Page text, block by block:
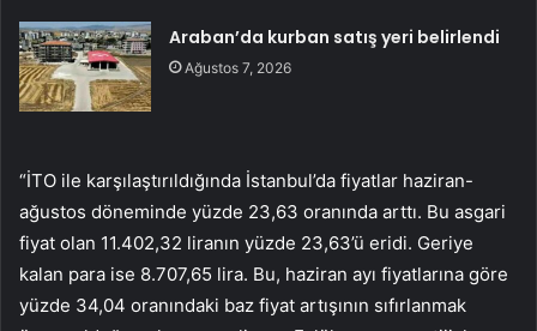
Araban’da kurban satış yeri belirlendi
Ağustos 7, 2026
“İTO ile karşılaştırıldığında İstanbul’da fiyatlar haziran-
ağustos döneminde yüzde 23,63 oranında arttı. Bu asgari
fiyat olan 11.402,32 liranın yüzde 23,63’ü eridi. Geriye
kalan para ise 8.707,65 lira. Bu, haziran ayı fiyatlarına göre
yüzde 34,04 oranındaki baz fiyat artışının sıfırlanmak